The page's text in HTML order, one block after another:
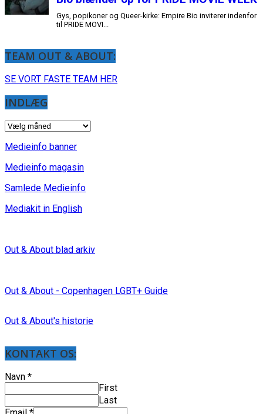
TEAM OUT & ABOUT:
SE VORT FASTE TEAM HER
INDLÆG
INDLÆG
Medieinfo banner
Medieinfo magasin
Samlede Medieinfo
Mediakit in English
Out & About blad arkiv
Out & About - Copenhagen LGBT+ Guide
Out & About's historie
KONTAKT OS:
Navn *
First
Last